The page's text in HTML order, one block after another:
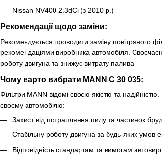
Nissan NV400 2.3dCi (з 2010 р.)
Рекомендації щодо заміни:
Рекомендується проводити заміну повітряного
рекомендаціями виробника автомобіля.
роботу двигуна та знижує витрату палива.
Чому варто вибрати MANN C 30 035:
Фільтри MANN відомі своєю якістю та
своєму автомобілю:
Захист від потрапляння пилу та частинок
Стабільну роботу двигуна за будь-яких умов
Відповідність стандартам та вимогам